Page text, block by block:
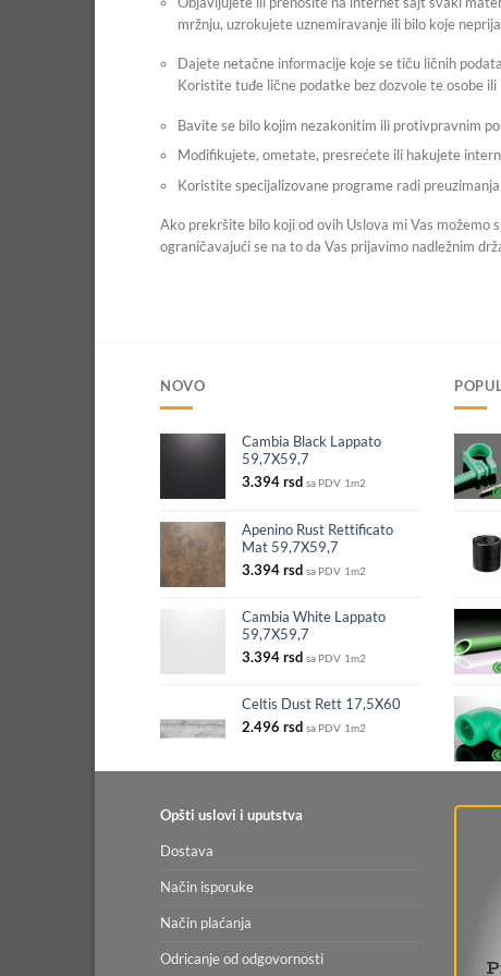
Peštan kanalizacija
Kanalizacione cevi
Vodomeri
mržnju, uzrokujete uznemiravanje ili bilo koje
Dajete netačne informacije koje se tiču ličnih
Koristite tuđe lične podatke bez dozvole te osobe
Bavite se bilo kojim nezakonitim ili protivpravnim
Modifikujete, ometate, presrećete ili hakujete
Koristite specijalizovane programe radi
Ako prekršite bilo koji od ovih Uslova mi Vas
ograničavajući se na to da Vas prijavimo nadležnim
NOVO
Cambia Black Lappato
59,7X59,7
3.394 rsd sa PDV 1m2
Apenino Rust Rettificato
Mat 59,7X59,7
3.394 rsd sa PDV 1m2
Cambia White Lappato
59,7X59,7
3.394 rsd sa PDV 1m2
Celtis Dust Rett 17,5X60
2.496 rsd sa PDV 1m2
Opšti uslovi i uputstva
Dostava
Način isporuke
Način plaćanja
Odricanje od odgovornosti